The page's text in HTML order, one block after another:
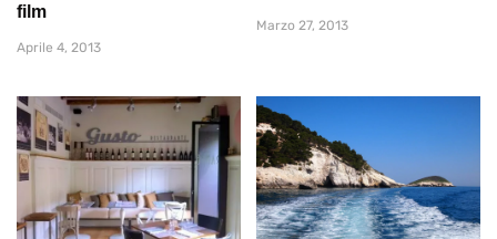
film
Aprile 4, 2013
Marzo 27, 2013